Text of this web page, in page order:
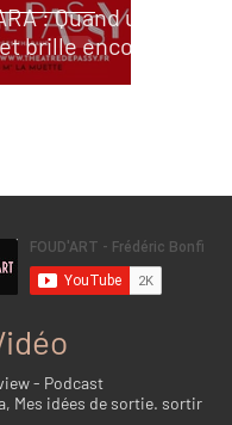
: Quand une
brille encore
- Podcast
Mes idées de sortie. sortir